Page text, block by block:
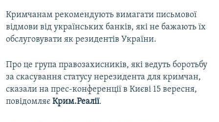
Кримчанам рекомендують вимагати письмової
відмови від українських банків, які не бажають їх
обслуговувати як резидентів України.
Про це група правозахисників, які ведуть боротьбу
за скасування статусу нерезидента для кримчан,
сказали на прес-конференції в Києві 15 вересня,
повідомляє Крим.Реалії.